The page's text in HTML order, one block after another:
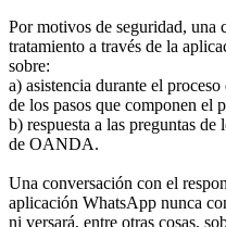
Por motivos de seguridad, una
tratamiento a través de la
sobre:
a) asistencia durante el
de los pasos que componen el
b) respuesta a las preguntas
de OANDA.
Una conversación con el
aplicación WhatsApp nunca
ni versará, entre otras cosas,